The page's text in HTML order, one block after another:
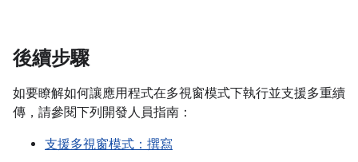
後續步驟
如要瞭解如何讓應用程式在多視窗模式下執行並支援多重續
傳，請參閱下列開發人員指南：
支援多視窗模式：撰寫